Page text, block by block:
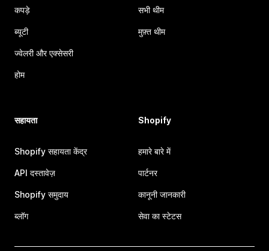
कपड़े
ब्यूटी
ज्वेलरी और एक्सेसरी
होम
सभी थीम
मुफ़्त थीम
सहायता
Shopify सहायता केंद्र
API दस्तावेज़
Shopify समुदाय
ब्लॉग
Shopify
हमारे बारे में
पार्टनर
कानूनी जानकारी
सेवा का स्टेटस